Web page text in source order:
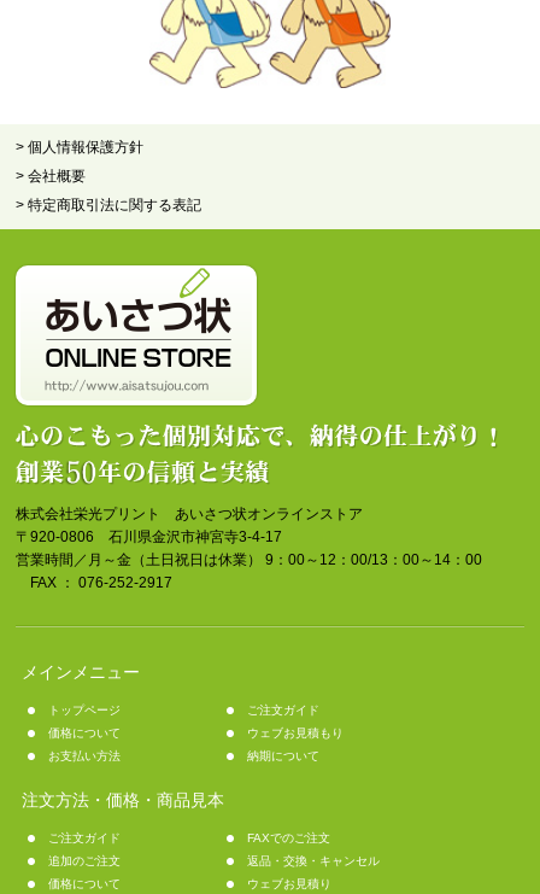
> 個人情報保護方針
> 会社概要
> 特定商取引法に関する表記
株式会社栄光プリント あいさつ状オンラインストア
〒920-0806 石川県金沢市神宮寺3-4-17
営業時間／月～金（土日祝日は休業） 9：00～12：00/13：00～14：00
FAX ： 076-252-2917
メインメニュー
トップページ
ご注文ガイド
価格について
ウェブお見積もり
お支払い方法
納期について
注文方法・価格・商品見本
ご注文ガイド
FAXでのご注文
追加のご注文
返品・交換・キャンセル
価格について
ウェブお見積り